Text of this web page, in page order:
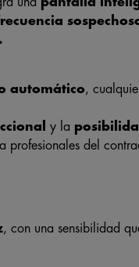
automático,
y la
profesionales del
, con una sensibilidad